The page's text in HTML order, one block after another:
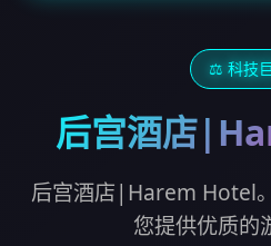
⚖️ 科技
后宫酒店
后宫酒店|Harem Hotel
您提供优质的